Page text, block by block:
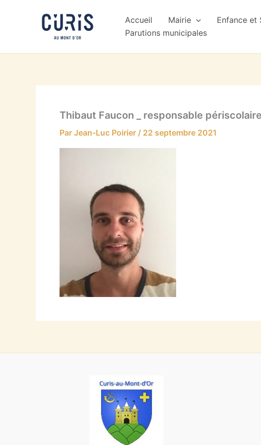
Accueil Mairie Enfance et
Parutions municipales
Thibaut Faucon _ responsable périscolaire
Par Jean-Luc Poirier / 22 septembre 2021